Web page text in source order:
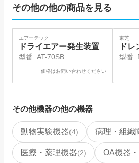
その他の他の商品を見る
SOLD
エアーテック
ドライエアー発生装置
型番: AT-70SB
価格はお問い合わせください
東芝
ド
型番:
その他機器の他の機器
動物実験機器(4) 病理・組織
医療・薬理機器(2) OA機器